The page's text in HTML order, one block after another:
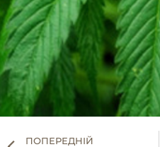
ПОПЕРЕДНІЙ